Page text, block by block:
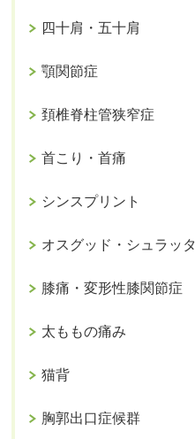
四十肩・五十肩
顎関節症
頚椎脊柱管狭窄症
首こり・首痛
シンスプリント
オスグッド・シュラッ
膝痛・変形性膝関節症
太ももの痛み
猫背
胸郭出口症候群